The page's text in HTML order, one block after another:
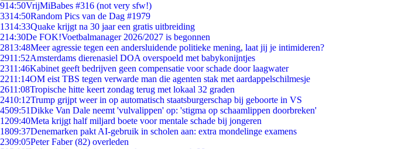
914:50VrijMiBabes #316 (not very sfw!)
3314:50Random Pics van de Dag #1979
1314:33Quake krijgt na 30 jaar een gratis uitbreiding
214:30De FOK!Voetbalmanager 2026/2027 is begonnen
2813:48Meer agressie tegen een andersluidende politieke mening, laat jij je intimideren?
2911:52Amsterdams dierenasiel DOA overspoeld met babykonijntjes
2311:46Kabinet geeft bedrijven geen compensatie voor schade door laagwater
2211:14OM eist TBS tegen verwarde man die agenten stak met aardappelschilmesje
2611:08Tropische hitte keert zondag terug met lokaal 32 graden
2410:12Trump grijpt weer in op automatisch staatsburgerschap bij geboorte in VS
4509:51Dikke Van Dale neemt 'vulvalippen' op: 'stigma op schaamlippen doorbreken'
1209:40Meta krijgt half miljard boete voor mentale schade bij jongeren
1809:37Denemarken pakt AI-gebruik in scholen aan: extra mondelinge examens
2309:05Peter Faber (82) overleden